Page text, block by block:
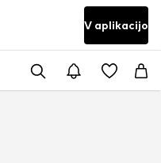
V aplikacijo